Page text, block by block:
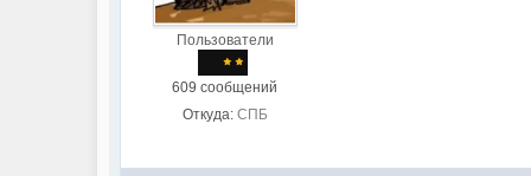
Пользователи
609 сообщений
Откуда: СПБ